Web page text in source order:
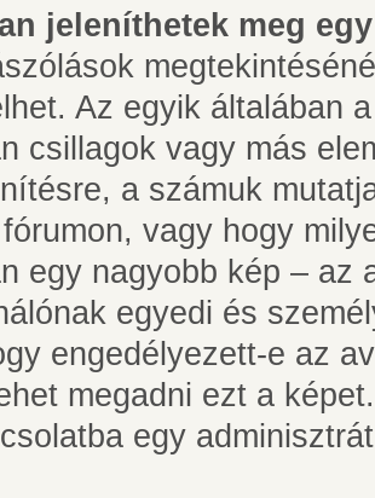
jeleníthetek meg
Az egyik általában
csillagok vagy más
a számuk
vagy hogy
egy nagyobb kép – az
egyedi és
engedélyezett-e az
megadni ezt a
egy